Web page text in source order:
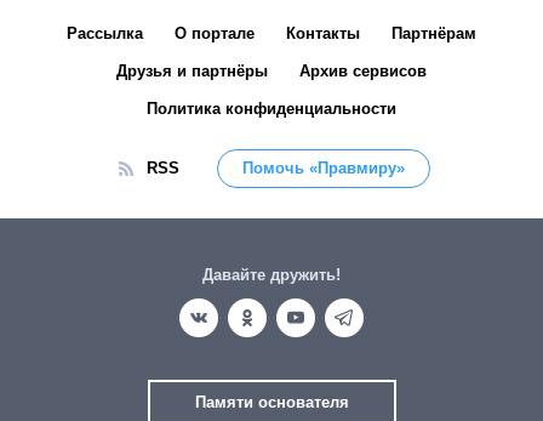
Рассылка О портале Контакты Партнёрам
Друзья и партнёры Архив сервисов
Политика конфиденциальности
RSS Помочь «Правмиру»
Давайте дружить!
Памяти основателя